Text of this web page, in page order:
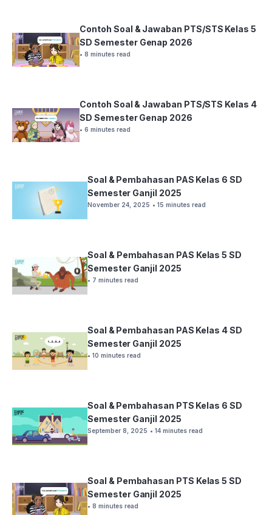
Contoh Soal & Jawaban PTS/STS Kelas 5
SD Semester Genap 2026
• 8 minutes read
Contoh Soal & Jawaban PTS/STS Kelas 4
SD Semester Genap 2026
• 6 minutes read
Soal & Pembahasan PAS Kelas 6 SD
Semester Ganjil 2025
November 24, 2025 • 15 minutes read
Soal & Pembahasan PAS Kelas 5 SD
Semester Ganjil 2025
• 7 minutes read
Soal & Pembahasan PAS Kelas 4 SD
Semester Ganjil 2025
• 10 minutes read
Soal & Pembahasan PTS Kelas 6 SD
Semester Ganjil 2025
September 8, 2025 • 14 minutes read
Soal & Pembahasan PTS Kelas 5 SD
Semester Ganjil 2025
• 8 minutes read